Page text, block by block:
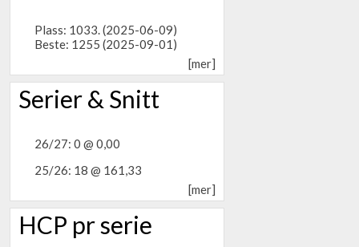
Plass: 1033. (2025-06-09)
Beste: 1255 (2025-09-01)
[mer]
Serier & Snitt
26/27: 0 @ 0,00
25/26: 18 @ 161,33
[mer]
HCP pr serie